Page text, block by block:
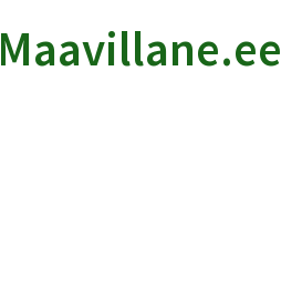
Maavillane.ee